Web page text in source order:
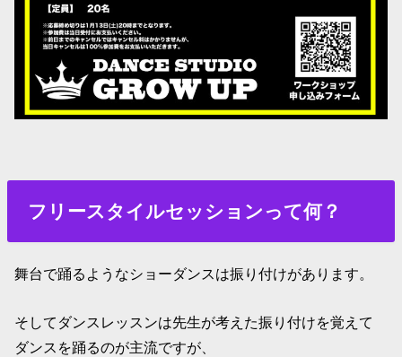
フリースタイルセッションって何？
舞台で踊るようなショーダンスは振り付けがあります。
そしてダンスレッスンは先生が考えた振り付けを覚えて
ダンスを踊るのが主流ですが、